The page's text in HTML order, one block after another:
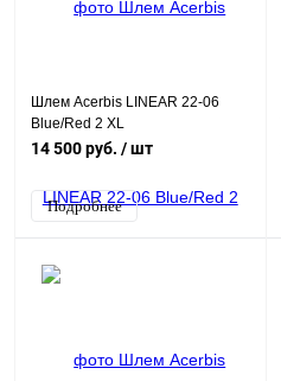
Шлем Acerbis LINEAR 22-06
Blue/Red 2 XL
14 500 руб. / шт
Подробнее